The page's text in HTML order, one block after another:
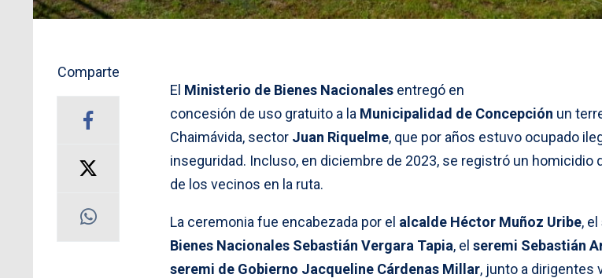
Comparte
El Ministerio de Bienes Nacionales entregó en
concesión de uso gratuito a la Municipalidad de Concepción un
Chaimávida, sector Juan Riquelme, que por años estuvo ocupado
inseguridad. Incluso, en diciembre de 2023, se registró un homicidio
de los vecinos en la ruta.
La ceremonia fue encabezada por el alcalde Héctor Muñoz Uribe, el
Bienes Nacionales Sebastián Vergara Tapia, el seremi Sebastián
seremi de Gobierno Jacqueline Cárdenas Millar, junto a dirigentes